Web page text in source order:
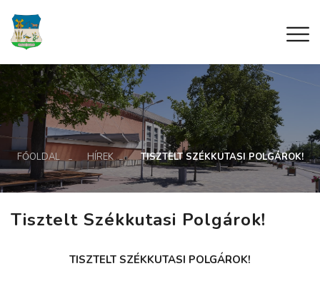
FŐOLDAL HÍREK TISZTELT SZÉKKUTASI POLGÁROK!
Tisztelt Székkutasi Polgárok!
TISZTELT SZÉKKUTASI POLGÁROK!